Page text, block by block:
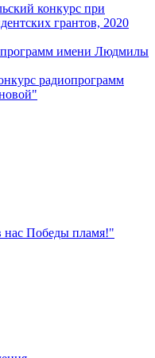
конкурс при
грантов, 2020
имени Людмилы
радиопрограмм
нас Победы пламя!"